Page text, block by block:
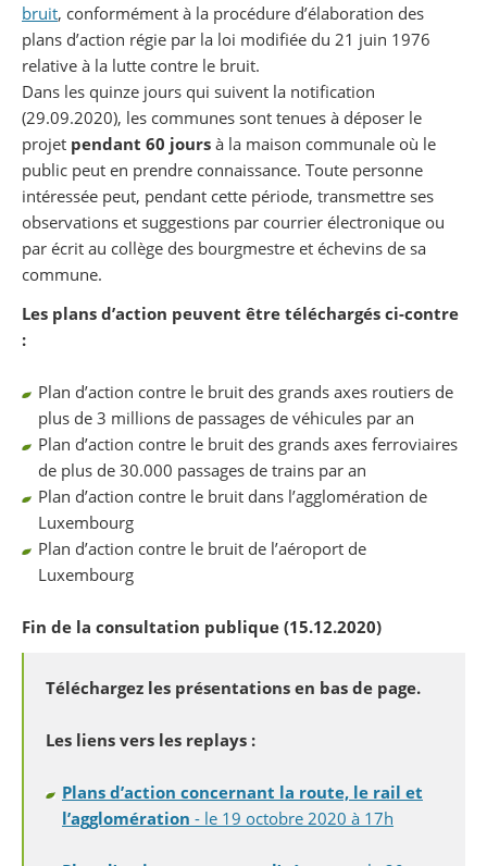
bruit, conformément à la procédure d’élaboration des
plans d’action régie par la loi modifiée du 21 juin 1976
relative à la lutte contre le bruit.
Dans les quinze jours qui suivent la notification
(29.09.2020), les communes sont tenues à déposer le
projet pendant 60 jours à la maison communale où le
public peut en prendre connaissance. Toute personne
intéressée peut, pendant cette période, transmettre ses
observations et suggestions par courrier électronique ou
par écrit au collège des bourgmestre et échevins de sa
commune.
Les plans d’action peuvent être téléchargés ci-contre
:
Plan d’action contre le bruit des grands axes routiers de
plus de 3 millions de passages de véhicules par an
Plan d’action contre le bruit des grands axes ferroviaires
de plus de 30.000 passages de trains par an
Plan d’action contre le bruit dans l’agglomération de
Luxembourg
Plan d’action contre le bruit de l’aéroport de
Luxembourg
Fin de la consultation publique (15.12.2020)
Téléchargez les présentations en bas de page.
Les liens vers les replays :
Plans d’action concernant la route, le rail et
l’agglomération - le 19 octobre 2020 à 17h